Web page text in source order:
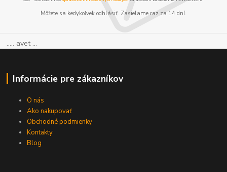
Môžete sa kedykoľvek odhlásiť. Zasielame raz za 14 dní.
..... avet ...
Informácie pre zákazníkov
O nás
Ako nakupovať
Obchodné podmienky
Kontakty
Blog